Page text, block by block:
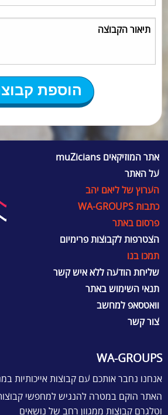
אתר המוזיקאים muZicians
על האתר
הערוץ של ליאם יהב
כתבות WA-GROUPS
פרסום באתר
הצטרפות לקבוצות פרימיום
תמכו בנו
שליחת הודעה ללא איש קשר
תנאי השימוש באתר
וואטסאפ למחשב
צור קשר
WA-GROUPS
אנחנו נחבר אותכם עם קבוצות אייכותיות
האתר הוקם במטרה להנגיש למחפשי
וטלגרם קבוצות ממגוון רחב של נושאים